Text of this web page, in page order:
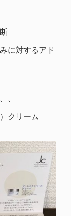
に対するアド
、
クリーム